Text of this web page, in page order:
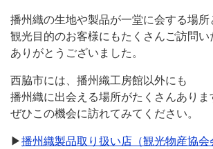
播州織の生地や製品が一堂に会する場所
観光目的のお客様にもたくさんご訪問い
ありがとうございました。
西脇市には、播州織工房館以外にも
播州織に出会える場所がたくさんありま
ぜひこの機会に訪れてみてください。
▶播州織製品取り扱い店（観光物産協会